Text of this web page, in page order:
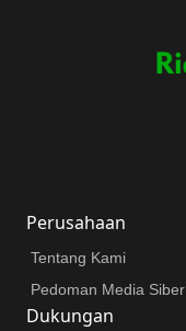
Perusahaan
Tentang Kami
Pedoman Media Siber
Dukungan